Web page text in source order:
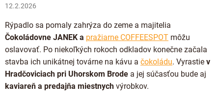
Horká čokoláda
Biela čokoláda
Bean to bar čokoláda
Čokoláda Passion
Lámaná čokoláda
Kusové pralinky a hľuzovky
Čokoládové srdiečka
Čokoládové figúrky
Čokoládové krémy
Cibuľové chutney
PRÍLEŽITOSTI
Letné darčeky
Svadobné čokolády
Narodeniny
KAKAOVÉ VÝROBKY
Kakaové bôby
12.2.2026
Rýpadlo sa pomaly zahrýza do zeme a majitelia
Čokoládovne JANEK a pražiarne COFFEESPOT môžu
oslavovať. Po niekoľkých rokoch odkladov konečne začala
stavba ich unikátnej továrne na kávu a čokoládu. Vyrastie v
Hradčoviciach pri Uhorskom Brode a jej súčasťou bude aj
kaviareň a predajňa miestnych výrobkov.